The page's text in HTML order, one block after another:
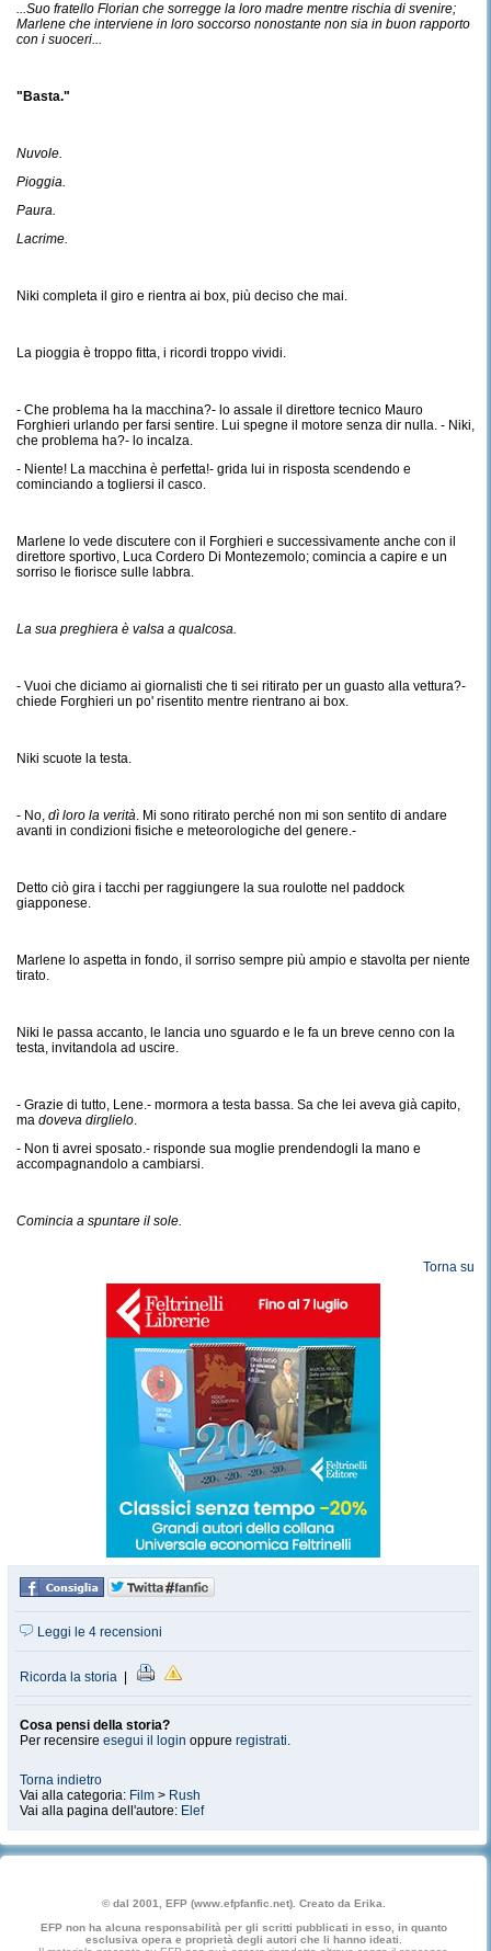
...Suo fratello Florian che sorregge la loro madre mentre rischia di svenire;
Marlene che interviene in loro soccorso nonostante non sia in buon rapporto
con i suoceri...
"Basta."
Nuvole.
Pioggia.
Paura.
Lacrime.
Niki completa il giro e rientra ai box, più deciso che mai.
La pioggia è troppo fitta, i ricordi troppo vividi.
- Che problema ha la macchina?- lo assale il direttore tecnico Mauro
Forghieri urlando per farsi sentire. Lui spegne il motore senza dir nulla. - Niki,
che problema ha?- lo incalza.
- Niente! La macchina è perfetta!- grida lui in risposta scendendo e
cominciando a togliersi il casco.
Marlene lo vede discutere con il Forghieri e successivamente anche con il
direttore sportivo, Luca Cordero Di Montezemolo; comincia a capire e un
sorriso le fiorisce sulle labbra.
La sua preghiera è valsa a qualcosa.
- Vuoi che diciamo ai giornalisti che ti sei ritirato per un guasto alla vettura?-
chiede Forghieri un po' risentito mentre rientrano ai box.
Niki scuote la testa.
- No, dì loro la verità. Mi sono ritirato perché non mi son sentito di andare
avanti in condizioni fisiche e meteorologiche del genere.-
Detto ciò gira i tacchi per raggiungere la sua roulotte nel paddock
giapponese.
Marlene lo aspetta in fondo, il sorriso sempre più ampio e stavolta per niente
tirato.
Niki le passa accanto, le lancia uno sguardo e le fa un breve cenno con la
testa, invitandola ad uscire.
- Grazie di tutto, Lene.- mormora a testa bassa. Sa che lei aveva già capito,
ma doveva dirglielo.
- Non ti avrei sposato.- risponde sua moglie prendendogli la mano e
accompagnandolo a cambiarsi.
Comincia a spuntare il sole.
Torna su
Leggi le 4 recensioni
Ricorda la storia
Cosa pensi della storia?
Per recensire esegui il login oppure registrati.
Torna indietro
Vai alla categoria: Film > Rush
Vai alla pagina dell'autore: Elef
© dal 2001, EFP (www.efpfanfic.net). Creato da Erika.
EFP non ha alcuna responsabilità per gli scritti pubblicati in esso, in quanto
esclusiva opera e proprietà degli autori che li hanno ideati.